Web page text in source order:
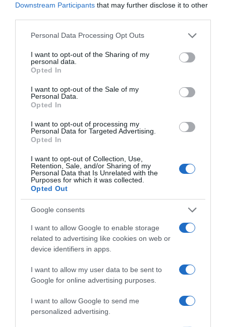
Downstream Participants that may further disclose it to other
Please note that this website/app uses one or more Google
not limited to your visit or usage behaviour. You may click to
grant or deny consent to Google and its third-party tags to
use your data for below specified purposes in below Google
consent section.
Personal Data Processing Opt Outs
I want to opt-out of the Sharing of my
personal data.
Opted In
I want to opt-out of the Sale of my
Personal Data.
Opted In
I want to opt-out of processing my
Personal Data for Targeted Advertising.
Opted In
I want to opt-out of Collection, Use,
Retention, Sale, and/or Sharing of my
Personal Data that Is Unrelated with the
Purposes for which it was collected.
Opted Out
Google consents
I want to allow Google to enable storage
related to advertising like cookies on web or
device identifiers in apps.
I want to allow my user data to be sent to
Google for online advertising purposes.
I want to allow Google to send me
personalized advertising.
Salade de poulpe aux
tomates cerises
24 juillet 2026
Fish tacos de limande
panée
Boulettes de lieu noir aux
épices
10 juillet 2026
Filets de rouget à la niçoise
3 juillet 2026
saumon
30 juin 2026
crémeuse
26 juin 2026
LAISSER UN COMMENTAIRE